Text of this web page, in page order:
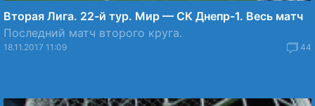
Вторая Лига. 22-й тур. Мир — СК Днепр-1. Весь матч
Последний матч второго круга.
18.11.2017 11:09 44